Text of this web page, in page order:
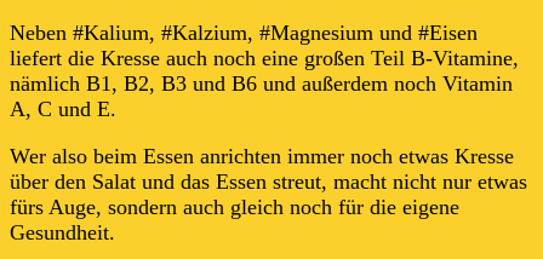
Neben #Kalium, #Kalzium, #Magnesium und #Eisen
liefert die Kresse auch noch eine großen Teil B-Vitamine,
nämlich B1, B2, B3 und B6 und außerdem noch Vitamin
A, C und E.
Wer also beim Essen anrichten immer noch etwas Kresse
über den Salat und das Essen streut, macht nicht nur etwas
fürs Auge, sondern auch gleich noch für die eigene
Gesundheit.